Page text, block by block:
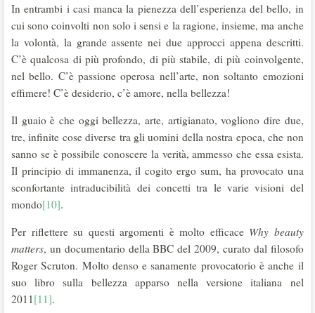
In entrambi i casi manca la pienezza dell’esperienza del bello, in
cui sono coinvolti non solo i sensi e la ragione, insieme, ma anche
la volontà, la grande assente nei due approcci appena descritti.
C’è qualcosa di più profondo, di più stabile, di più coinvolgente,
nel bello. C’è passione operosa nell’arte, non soltanto emozioni
effimere! C’è desiderio, c’è amore, nella bellezza!
Il guaio è che oggi bellezza, arte, artigianato, vogliono dire due,
tre, infinite cose diverse tra gli uomini della nostra epoca, che non
sanno se è possibile conoscere la verità, ammesso che essa esista.
Il principio di immanenza, il cogito ergo sum, ha provocato una
sconfortante intraducibilità dei concetti tra le varie visioni del
mondo[10].
Per riflettere su questi argomenti è molto efficace Why beauty
matters, un documentario della BBC del 2009, curato dal filosofo
Roger Scruton. Molto denso e sanamente provocatorio è anche il
suo libro sulla bellezza apparso nella versione italiana nel
2011 [11].